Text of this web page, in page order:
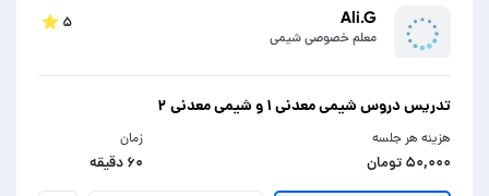
Ali.G
معلم خصوصی شیمی
۵
تدریس دروس شیمی معدنی ۱ و شیمی معدنی ۲
هزینه هر جلسه
۵۰,۰۰۰ تومان
زمان
۶۰ دقیقه